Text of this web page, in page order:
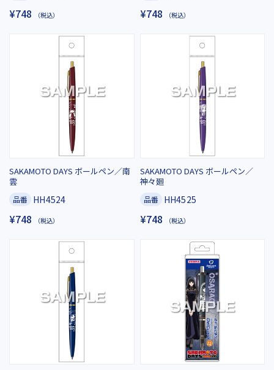
¥748 （税込） ¥748 （税込）
SAKAMOTO DAYS ボールペン／南
雲
品番 HH4524
¥748 （税込）
SAKAMOTO DAYS ボールペン／
神々廻
品番 HH4525
¥748 （税込）